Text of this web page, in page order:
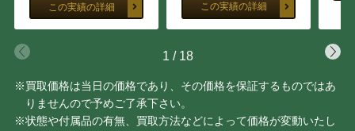
この実績の詳細
この実績の詳細
1/ 18
※買取価格は当日の価格であり、その価格を保証するものではあ
りませんので予めご了承下さい。
※状態や付属品の有無、買取方法などによって価格が変動いたし